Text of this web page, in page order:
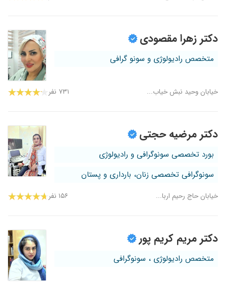
دکتر زهرا مقصودی
متخصص رادیولوژی و سونو گرافی
خیابان وحید نبش خیاب... ۷۳۱ نفر
دکتر مرضیه حجتی
بورد تخصصی سونوگرافی و رادیولوژی
سونوگرافی تخصصی زنان، بارداری و پستان
خیابان حاج رحیم اربا... ۱۵۶ نفر
دکتر مریم کریم پور
متخصص رادیولوژی ، سونوگرافی